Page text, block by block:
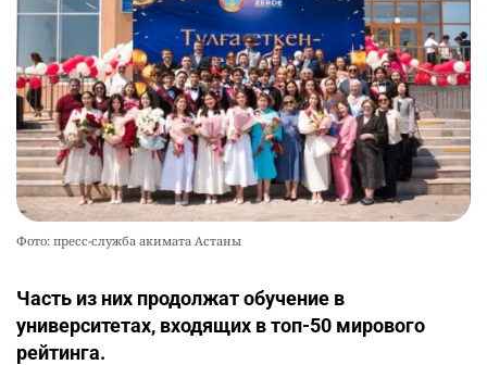
Фото: пресс-служба акимата Астаны
Часть из них продолжат обучение в
университетах, входящих в топ-50 мирового
рейтинга.